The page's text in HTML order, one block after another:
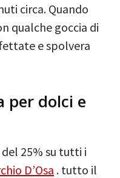
circa. Quando
qualche goccia di
e spolvera
per dolci e
25% su tutti i
D’Osa . tutto il